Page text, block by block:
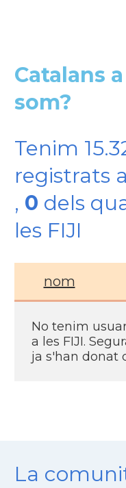
Catalans
som?
Tenim
registrats
, 0 dels
les FIJI
nom
No tenim
a les FIJI.
ja s'han donat
La